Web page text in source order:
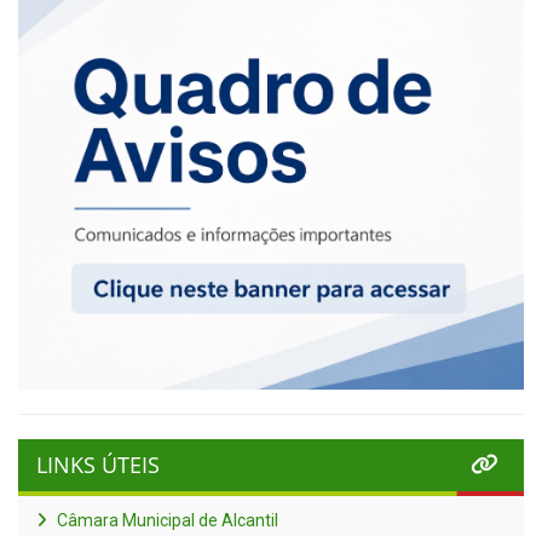
LINKS ÚTEIS
Câmara Municipal de Alcantil